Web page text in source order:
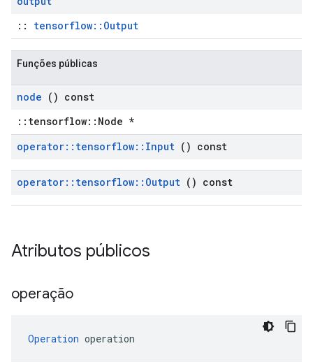
:: tensorflow::Output
Funções públicas
node () const
::tensorflow::Node *
operator:: tensorflow:: Input () const
operator:: tensorflow:: Output () const
Atributos públicos
operação
Operation operation